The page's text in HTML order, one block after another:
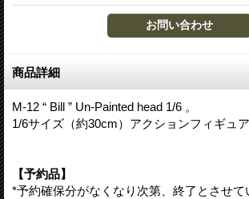
商品詳細
M-12 “ Bill ” Un-Painted head 1/6 。
1/6サイズ（約30cm）アクションフィギュア
【予約品】
*予約確保分がなくなり次第、終了とさせて